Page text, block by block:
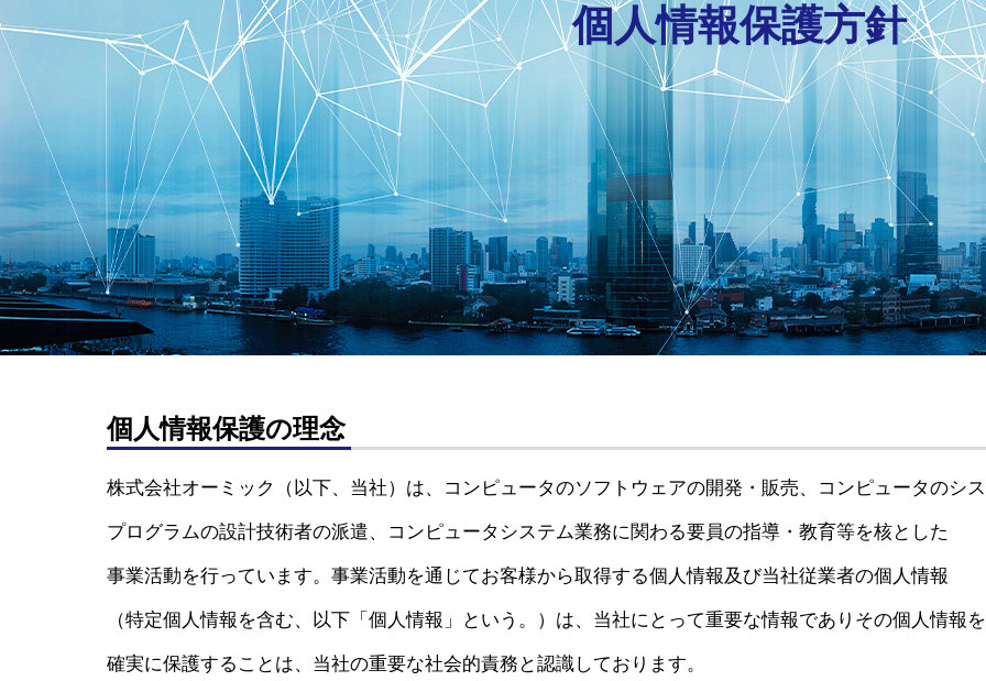
COMPANY
会社案内
企業理念
PHILOSOPHY
私たちの取り組み
INITIATIVES
会社イベント
EVENT
アクセス
ACCESS
個人情報保護方針
個人情報保護の理念
株式会社オーミック（以下、当社）は、コンピュータのソフトウェアの開発・販売、コンピュータのシ
プログラムの設計技術者の派遣、コンピュータシステム業務に関わる要員の指導・教育等を核とした
事業活動を行っています。事業活動を通じてお客様から取得する個人情報及び当社従業者の個人情報
（特定個人情報を含む、以下「個人情報」という。）は、当社にとって重要な情報でありその個人情報を
確実に保護することは、当社の重要な社会的責務と認識しております。